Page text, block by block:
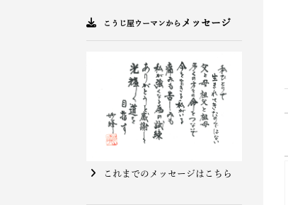
こうじ屋ウーマンから メッセージ
これまでのメッセージはこちら